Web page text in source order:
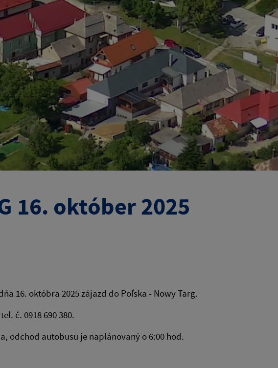
16. október 2025
16. októbra 2025 zájazd do Poľska - Nowy Targ.
č. 0918 690 380.
odchod autobusu je naplánovaný o 6:00 hod.